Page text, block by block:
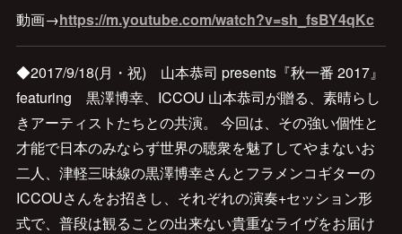
動画→https://m.youtube.com/watch?v=sh_fsBY4qKc
◆2017/9/18(月・祝) 山本恭司 presents『秋一番 2017』
featuring 黒澤博幸、ICCOU 山本恭司が贈る、素晴らし
きアーティストたちとの共演。 今回は、その強い個性と
才能で日本のみならず世界の聴衆を魅了してやまないお
二人、津軽三味線の黒澤博幸さんとフラメンコギターの
ICCOUさんをお招きし、それぞれの演奏+セッション形
式で、普段は観ることの出来ない貴重なライヴをお届け